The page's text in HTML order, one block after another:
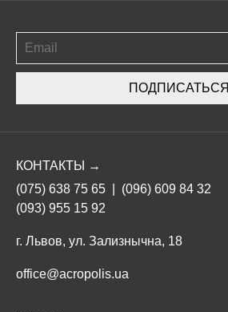
ПОДПИСАТЬСЯ
КОНТАКТЫ →
(075) 638 75 65
(096) 609 84 32
(093) 955 15 92
г. Львов, ул. Зализнычна, 18
office@acropolis.ua